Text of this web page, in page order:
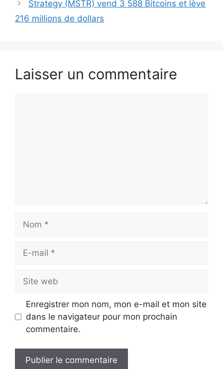
Strategy (MSTR) vend 3 588 Bitcoins et lève
216 millions de dollars
Laisser un commentaire
Nom
Site
web
Enregistrer mon nom, mon e-mail et mon site
dans le navigateur pour mon prochain
commentaire.